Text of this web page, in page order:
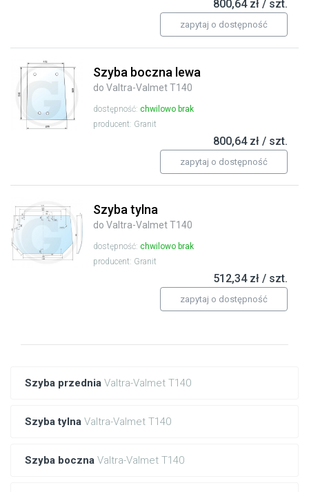
Szyba przednia Valtra-Valmet T140
Szyba tylna Valtra-Valmet T140
Szyba boczna Valtra-Valmet T140
800,64 zł / szt.
zapytaj o dostępność
Szyba boczna lewa
do Valtra-Valmet T140
dostępność: chwilowo brak
producent: Granit
800,64 zł / szt.
zapytaj o dostępność
Szyba tylna
do Valtra-Valmet T140
dostępność: chwilowo brak
producent: Granit
512,34 zł / szt.
zapytaj o dostępność